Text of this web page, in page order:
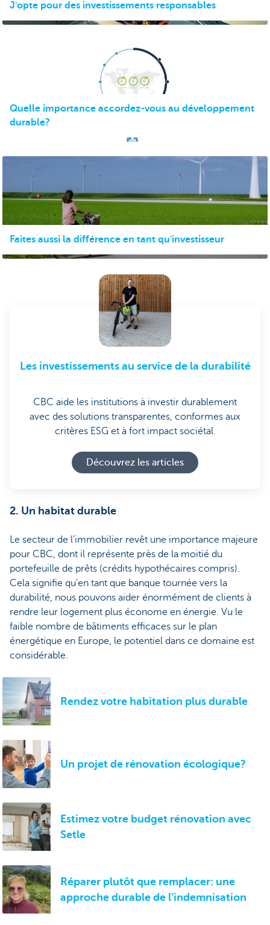
J'opte pour des investissements responsables
Quelle importance accordez-vous au développement
durable?
Faites aussi la différence en tant qu'investisseur
Les investissements au service de la durabilité
CBC aide les institutions à investir durablement
avec des solutions transparentes, conformes aux
critères ESG et à fort impact sociétal.
Découvrez les articles
2. Un habitat durable
Le secteur de l’immobilier revêt une importance majeure
pour CBC, dont il représente près de la moitié du
portefeuille de prêts (crédits hypothécaires compris).
Cela signifie qu'en tant que banque tournée vers la
durabilité, nous pouvons aider énormément de clients à
rendre leur logement plus économe en énergie. Vu le
faible nombre de bâtiments efficaces sur le plan
énergétique en Europe, le potentiel dans ce domaine est
considérable.
Rendez votre habitation plus durable
Un projet de rénovation écologique?
Estimez votre budget rénovation avec
Setle
Réparer plutôt que remplacer: une
approche durable de l’indemnisation